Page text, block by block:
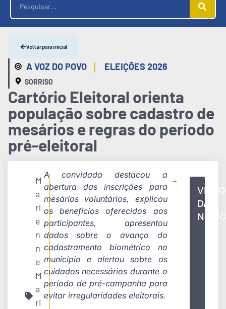
A VOZ DO POVO | ELEIÇÕES 2026
SORRISO
Voltar para inicial
Cartório Eleitoral orienta
população sobre cadastro de
mesários e regras do período
pré-eleitoral
M
a
rl
e
n
n
e
M
a
ri
A convidada destacou a
abertura das inscrições para
mesários voluntários, explicou
os benefícios oferecidos aos
participantes, apresentou
dados sobre o avanço do
cadastramento biométrico no
município e alertou sobre os
cuidados necessários durante o
período de pré-campanha para
evitar irregularidades eleitorais.
VÍDEO
DA